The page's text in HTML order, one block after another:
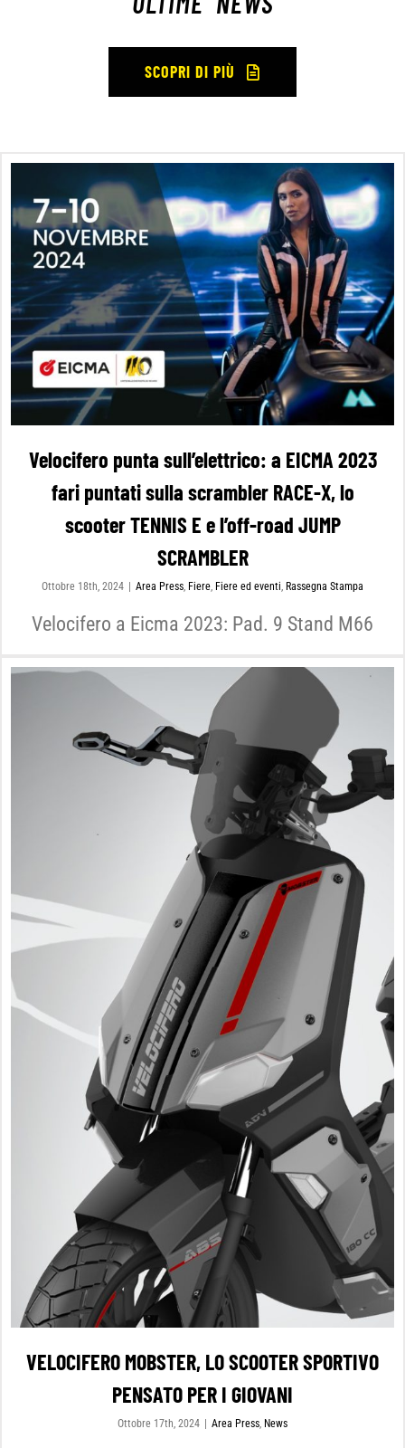
SCOPRI DI PIÙ
Velocifero punta sull’elettrico: a EICMA 2023
fari puntati sulla scrambler RACE-X, lo
scooter TENNIS E e l’off-road JUMP
SCRAMBLER
Ottobre 18th, 2024 | Area Press Fiere Fiere ed eventi Rassegna Stampa
Velocifero a Eicma 2023: Pad. 9 Stand M66
VELOCIFERO MOBSTER, LO SCOOTER SPORTIVO
PENSATO PER I GIOVANI
Ottobre 17th, 2024 | Area Press, News